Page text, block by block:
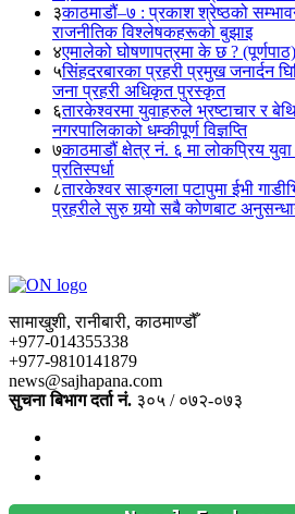
३काठमाडौं–७ : प्रकाश श्रेष्ठको
राजनीतिक विश्लेषकहरूको बुझाइ
४एमालेको घोषणापत्रमा के छ ? (पूर्णपाठ)
५सिंहदरबारका प्रहरी प्रमुख जनार्दन
जना प्रहरी अधिकृत पुरस्कृत
६तारकेश्वरमा युवाहरुले भ्रष्टाचार र
नगरपालिकाको धम्कीपूर्ण विज्ञप्ति
७काठमाडौं क्षेत्र नं. ६ मा लोकप्रिय
प्रतिस्पर्धा
८तारकेश्वर साङ्गला पटापुमा ईभी
प्रहरीले सुरु गर्‍यो सबै कोणबाट
सामाखुशी, रानीबारी, काठमाण्डौँ
+977-014355338
+977-9810141879
news@sajhapana.com
सुचना बिभाग दर्ता नं. ३०५ / ०७२-०७३